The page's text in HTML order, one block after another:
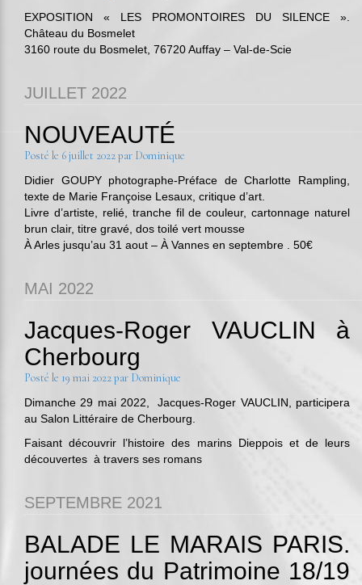
EXPOSITION « LES PROMONTOIRES DU SILENCE ».
Château du Bosmelet
3160 route du Bosmelet, 76720 Auffay – Val-de-Scie
JUILLET 2022
NOUVEAUTÉ
Posté le 6 juillet 2022par Dominique
Didier GOUPY photographe-Préface de Charlotte Rampling,
texte de Marie Françoise Lesaux, critique d’art.
Livre d’artiste, relié, tranche fil de couleur, cartonnage naturel
brun clair, titre gravé, dos toilé vert mousse
À Arles jusqu’au 31 aout – À Vannes en septembre . 50€
MAI 2022
Jacques-Roger VAUCLIN à
Cherbourg
Posté le 19 mai 2022par Dominique
Dimanche 29 mai 2022, Jacques-Roger VAUCLIN, participera
au Salon Littéraire de Cherbourg.
Faisant découvrir l’histoire des marins Dieppois et de leurs
découvertes à travers ses romans
SEPTEMBRE 2021
BALADE LE MARAIS PARIS.
journées du Patrimoine 18/19